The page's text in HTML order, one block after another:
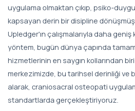
uygulama olmaktan çıkıp, psiko-
kapsayan derin bir disipline
Upledger'ın çalışmalarıyla daha
yöntem, bugün dünya çapında
hizmetlerinin en saygın kollarından
merkezimizde, bu tarihsel derinliği ve
alarak, craniosacral osteopati
standartlarda gerçekleştiriyoruz.